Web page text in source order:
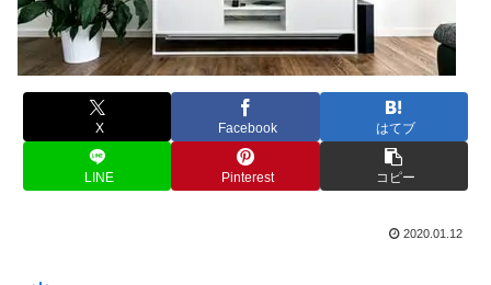
X Facebook はてブ
LINE Pinterest コピー
2020.01.12